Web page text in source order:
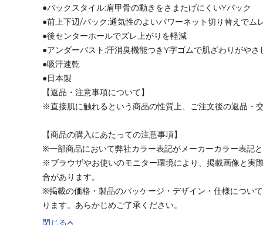
●バックスタイル:肩甲骨の動きをさまたげにくいYバック
●前上下辺/バック:通気性のよいパワーネット切り替えでム
●後センターホールでズレ上がりを軽減
●アンダーバスト:汗消臭機能つきY字ゴムで肌ざわりがやさ
●吸汗速乾
●日本製
【返品・注意事項について】
※直接肌に触れるという商品の性質上、ご注文後の返品・
【商品の購入にあたっての注意事項】
※一部商品において弊社カラー表記がメーカーカラー表記
※ブラウザやお使いのモニター環境により、掲載画像と実
合があります。
※掲載の価格・製品のパッケージ・デザイン・仕様につい
ります。あらかじめご了承ください。
閉じる